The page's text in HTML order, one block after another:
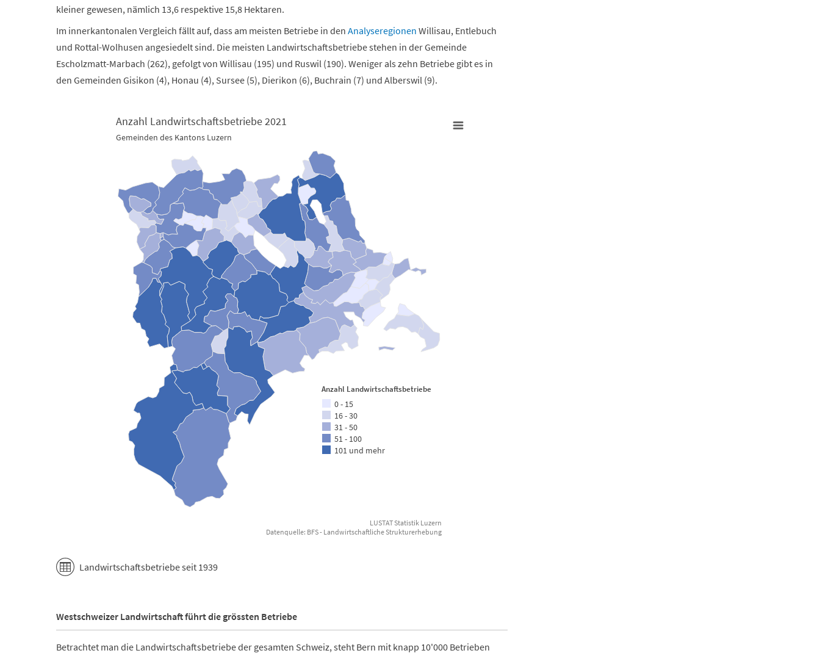
kleiner gewesen, nämlich 13,6 respektive 15,8 Hektaren.
Im innerkantonalen Vergleich fällt auf, dass am meisten Betriebe in den Analyseregionen Willisau, Entlebuch
und Rottal-Wolhusen angesiedelt sind. Die meisten Landwirtschaftsbetriebe stehen in der Gemeinde
Escholzmatt-Marbach (262), gefolgt von Willisau (195) und Ruswil (190). Weniger als zehn Betriebe gibt es in
den Gemeinden Gisikon (4), Honau (4), Sursee (5), Dierikon (6), Buchrain (7) und Alberswil (9).
Map of unspecified region with 2 data series.
Gemeinden des Kantons Luzern
View as data table, Anzahl Landwirtschaftsbetriebe 2021
Anzahl Landwirtschaftsbetriebe 2021
Gemeinden des Kantons Luzern
0 - 15
16 - 30
31 - 50
51 - 100
101 und mehr
Anzahl Landwirtschaftsbetriebe
LUSTAT Statistik Luzern
Datenquelle: BFS - Landwirtschaftliche Strukturerhebung
Landwirtschaftsbetriebe seit 1939
Westschweizer Landwirtschaft führt die grössten Betriebe
Betrachtet man die Landwirtschaftsbetriebe der gesamten Schweiz, steht Bern mit knapp 10'000 Betrieben